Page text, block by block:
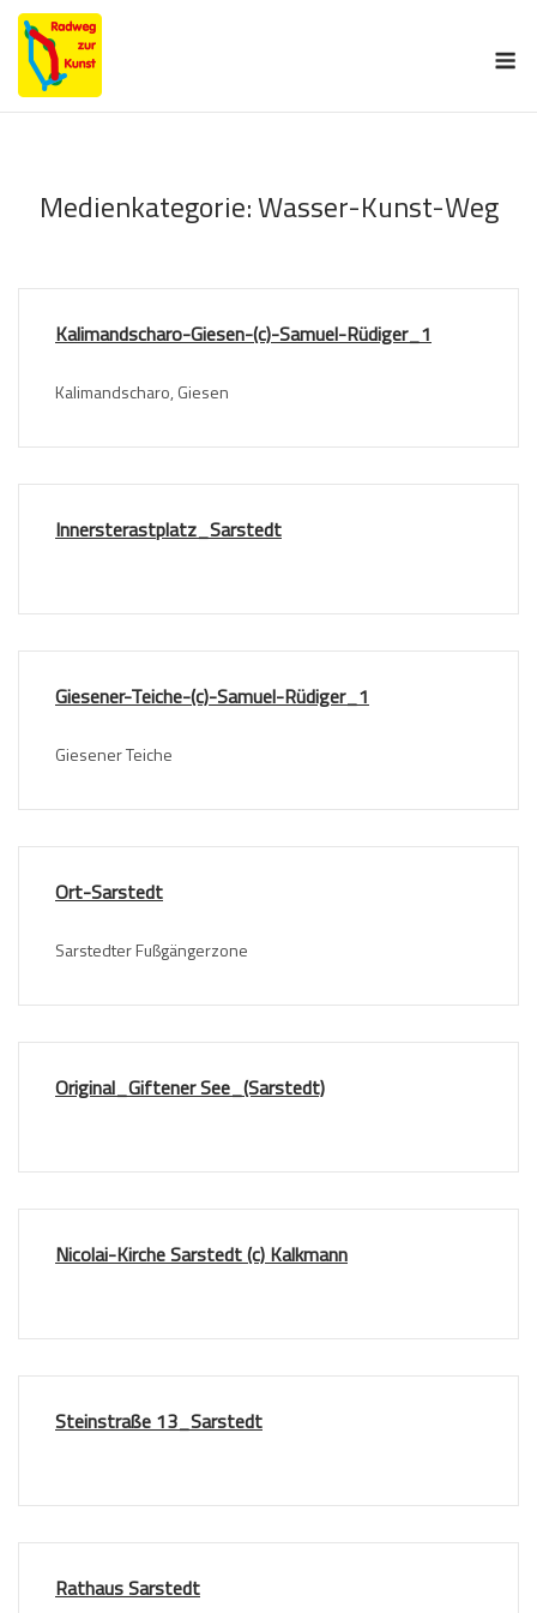
Skip
content
Medienkategorie:Wasser-Kunst-Weg
Kalimandscharo-Giesen-(c)-Samuel-Rüdiger_1
Kalimandscharo, Giesen
Innersterastplatz_Sarstedt
Giesener-Teiche-(c)-Samuel-Rüdiger_1
Giesener Teiche
Ort-Sarstedt
Sarstedter Fußgängerzone
Original_Giftener See_(Sarstedt)
Nicolai-Kirche Sarstedt (c) Kalkmann
Steinstraße 13_Sarstedt
Rathaus Sarstedt